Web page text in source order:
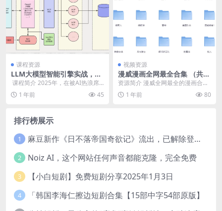
课程资源
LLM大模型智能引擎实战，Sp
ringAI+RAG+MCP+实时搜索
​ 课程简介 2025年，在被AI热浪席
卷的各行业中，无论是企业提升运
营效率、优...
1 年前 45
视频资源
漫威漫画全网最全合集 （共12
6.9GB）
资源简介 漫威全网最全的漫画合
集，都是高清的，喜欢看漫威的别
错过了，赶紧收藏到自...
1 年前 80
排行榜展示
1 麻豆新作《日不落帝国奇欲记》流出，已解除登录验证！
2 Noiz AI，这个网站任何声音都能克隆，完全免费
3 【小白短剧】免费短剧分享2025年1月3日
4 「韩国李海仁擦边短剧合集【15部中字54部原版】